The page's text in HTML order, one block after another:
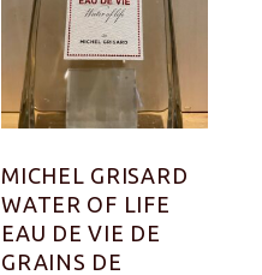
MICHEL GRISARD
WATER OF LIFE
EAU DE VIE DE
GRAINS DE